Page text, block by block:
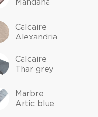
Mandana
Calcaire
Alexandria
Calcaire
Thar grey
Marbre
Artic blue